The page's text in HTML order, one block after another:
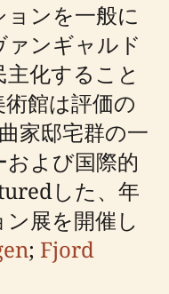
ンを一般に
ンギャルド
化すること
館は評価の
家邸宅群の一
よび国際的
した、年
展を開催し
; Fjord